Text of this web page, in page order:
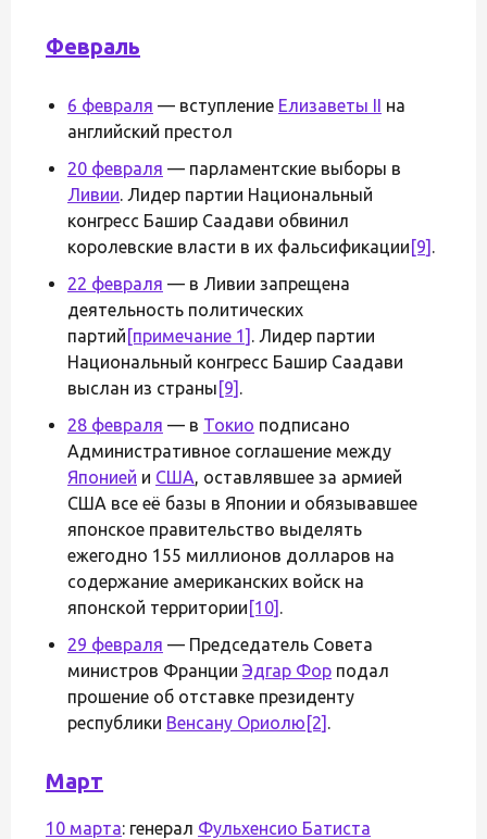
Февраль
6 февраля — вступление Елизаветы II на
английский престол
20 февраля — парламентские выборы в
Ливии. Лидер партии Национальный
конгресс Башир Саадави обвинил
королевские власти в их фальсификации [9] .
22 февраля — в Ливии запрещена
деятельность политических
партий [примечание 1] . Лидер партии
Национальный конгресс Башир Саадави
выслан из страны [9] .
28 февраля — в Токио подписано
Административное соглашение между
Японией и США, оставлявшее за армией
США все её базы в Японии и обязывавшее
японское правительство выделять
ежегодно 155 миллионов долларов на
содержание американских войск на
японской территории [10] .
29 февраля — Председатель Совета
министров Франции Эдгар Фор подал
прошение об отставке президенту
республики Венсану Ориолю [2] .
Март
10 марта: генерал Фульхенсио Батиста